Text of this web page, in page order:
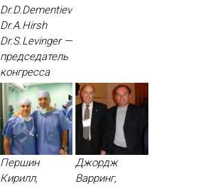
Dr.D.Dementiev
Dr.A.Hirsh
Dr.S.Levinger —
пред­се­датель
кон­грес­са
Першин
Кирилл,
Джордж
Варринг,